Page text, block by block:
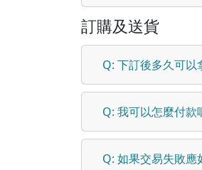
訂購及送貨
Q: 下訂後多久可以
Q: 我可以怎麼付款
Q: 如果交易失敗應